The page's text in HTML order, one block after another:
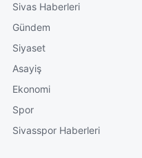
Sivas Haberleri
Gündem
Siyaset
Asayiş
Ekonomi
Spor
Sivasspor Haberleri